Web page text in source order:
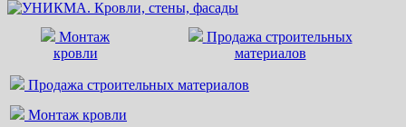
Монтаж
кровли
Продажа строительных
материалов
Продажа строительных материалов
Монтаж кровли